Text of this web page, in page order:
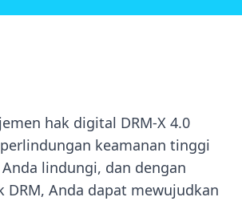
Batch Otomatis DRM-X 4.0
hak digital DRM-X 4.0
keamanan tinggi
lindungi, dan dengan
DRM, Anda dapat mewujudkan